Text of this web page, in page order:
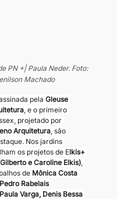
PN +| Paula Neder. Foto:
Machado
pela Gleuse
, e o primeiro
projetado por
Arquitetura, são
Nos jardins
os projetos de Elkis+
e Caroline Elkis),
de Mônica Costa
Pedro Rabelais
Varga, Denis Bessa